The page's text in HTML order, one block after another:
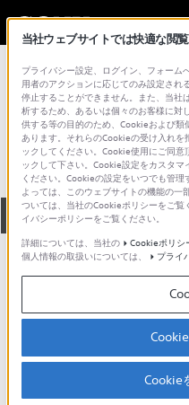
総合サポート・お
BKSR-102
全て ダウンロード
ダウンロード
当社ウェブサイトでは快適な閲
プライバシー設定、ログイン、フォーム
用者のアクションに応じてのみ設定され
停止することができません。また、当社
析するため、あるいは個々のお客様に対
供する等の目的のため、Cookieおよび
あります。それらのCookieの受け入れ
ックしてください。Cookie使用にご同
ックして下さい。Cookie設定をカスタ
ください。Cookieの設定をいつでも管
よっては、このウェブサイトの機能の一
ついては、当社のCookieポリシーをご
イバシーポリシーをご覧ください。
詳細については、当社の
Cookieポリシ
個人情報の取扱いについては、
プライ
Cookie